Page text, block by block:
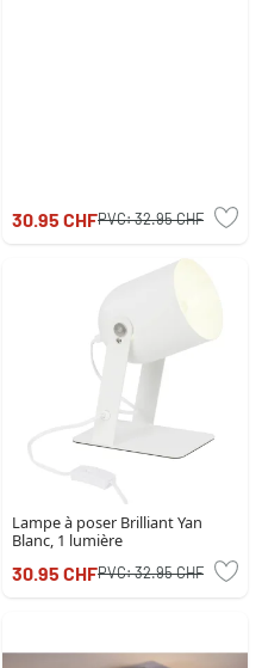
30.95 CHFPVC:32.95 CHF
Lampe à poser Brilliant Yan
Blanc, 1 lumière
30.95 CHFPVC:32.95 CHF